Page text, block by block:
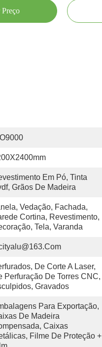
Em Pó, Tinta
Grãos De Madeira
Vedação, Fachada,
Cortina, Revestimento,
Tela, Varanda
De Corte A Laser,
Perfuração De Torres CNC,
Gravados
Para Exportação,
De Madeira
Caixas
Filme De Proteção +